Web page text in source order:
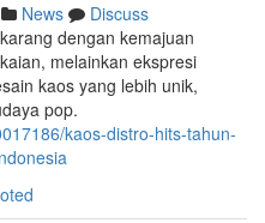
News
Discuss
dengan kemajuan
melainkan ekspresi
kaos yang lebih unik,
pop.
kaos-distro-hits-tahun-